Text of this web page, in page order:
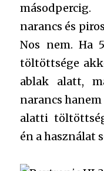
narancs és
Nos nem. Ha
töltöttsége
ablak alatt,
narancs
alatti
én a használat